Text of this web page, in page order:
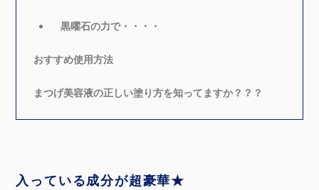
黒曜石の力で・・・・
おすすめ使用方法
まつげ美容液の正しい塗り方を知ってますか？？？
入っている成分が超豪華★